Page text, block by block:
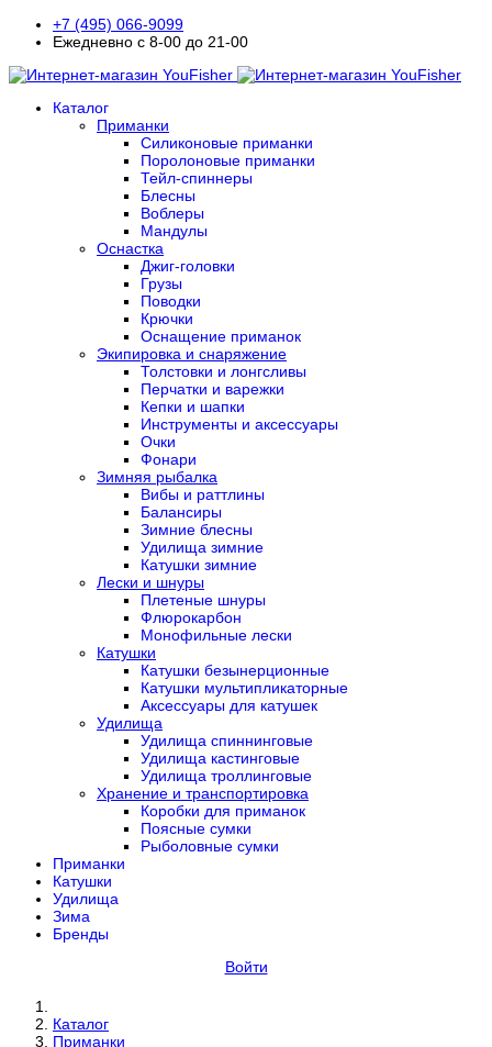
+7 (495) 066-9099
Ежедневно с 8-00 до 21-00
Каталог
Приманки
Силиконовые приманки
Поролоновые приманки
Тейл-спиннеры
Блесны
Воблеры
Мандулы
Оснастка
Джиг-головки
Грузы
Поводки
Крючки
Оснащение приманок
Экипировка и снаряжение
Толстовки и лонгсливы
Перчатки и варежки
Кепки и шапки
Инструменты и аксессуары
Очки
Фонари
Зимняя рыбалка
Вибы и раттлины
Балансиры
Зимние блесны
Удилища зимние
Катушки зимние
Лески и шнуры
Плетеные шнуры
Флюрокарбон
Монофильные лески
Катушки
Катушки безынерционные
Катушки мультипликаторные
Аксессуары для катушек
Удилища
Удилища спиннинговые
Удилища кастинговые
Удилища троллинговые
Хранение и транспортировка
Коробки для приманок
Поясные сумки
Рыболовные сумки
Приманки
Катушки
Удилища
Зима
Бренды
Войти
Каталог
Приманки